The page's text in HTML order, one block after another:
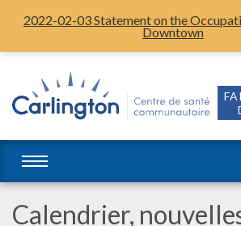
2022-02-03 Statement on the
Downtown
Calendrier,